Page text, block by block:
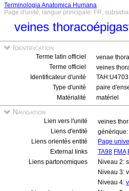
Terminologia Anatomica Humana
Page d'unité, langue principale: FR,
veines
Identification
Terme latin officiel
venae
Terme officiel
veines
Identificateur d'unité
TAH:U4703
Type d'unité
paire
Matérialité
matériel
Navigation
Lien vers l'unité
veines
Liens d'entité
générique:
Liens orientés entité
Page
External links
TA98 FMA
Liens partonomiques
Niveau 2:
Niveau 3:
Niveau 4: